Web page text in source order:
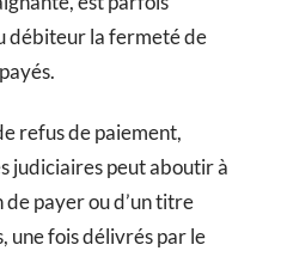
débiteur la fermeté de
refus de paiement,
judiciaires peut aboutir à
de payer ou d’un titre
une fois délivrés par le